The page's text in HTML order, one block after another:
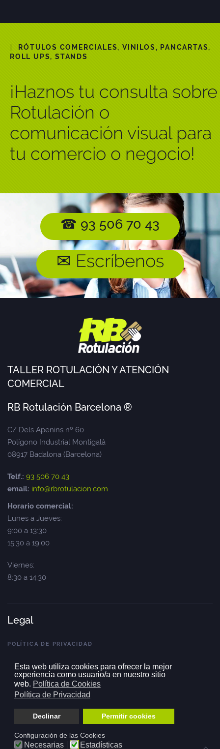
Esta web utiliza cookies para ofrecer la mejor
experiencia como usuario/a en nuestro sitio
web. Política de Cookies
Política de Privacidad
Declinar Permitir cookies
Configuración de las Cookies
Necesarias Estadísticas
RÓTULOS COMERCIALES, VINILOS, PANCARTAS,
ROLL UPS, STANDS
¡Haznos tu consulta sobre
Rotulación o
comunicación visual para
tu comercio o negocio!
☎ 93 506 70 43
✉ Escríbenos
TALLER ROTULACIÓN Y ATENCIÓN
COMERCIAL
RB Rotulación Barcelona ®
C/ Dels Apenins nº 60
Polígono Industrial Montigalà
08917 Badalona (Barcelona)
Telf.: 93 506 70 43
email: info@rbrotulacion.com
Horario comercial:
Lunes a Jueves:
9:00 a 13:30
15:30 a 19:00
Viernes:
8:30 a 14:30
Legal
POLÍTICA DE PRIVACIDAD
MAPA DEL SITIO
RB Rotulación Barcelona 2019
Diseño WebPassWord